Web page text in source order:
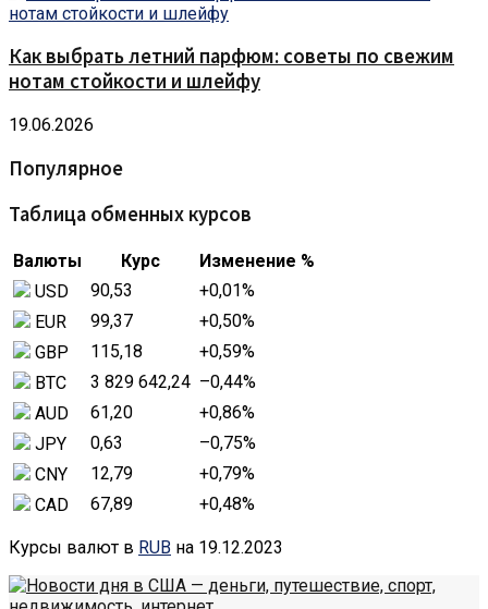
Как выбрать летний парфюм: советы по свежим
нотам стойкости и шлейфу
19.06.2026
Популярное
Таблица обменных курсов
Валюты Курс
Изменение %
USD
90,53 +0,01%
EUR
99,37 +0,50%
GBP
115,18 +0,59%
BTC
3 829 642,24 –0,44%
AUD
61,20 +0,86%
JPY
0,63 –0,75%
CNY
12,79 +0,79%
CAD
67,89 +0,48%
Курсы валют в RUB на 19.12.2023